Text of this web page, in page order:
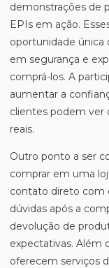
demonstrações de
EPIs em ação.
oportunidade única
em segurança e
comprá-los. A
aumentar a
clientes podem ver
reais.
Outro ponto a ser
comprar em uma
contato direto com
dúvidas após a
devolução de
expectativas. Além
oferecem serviços